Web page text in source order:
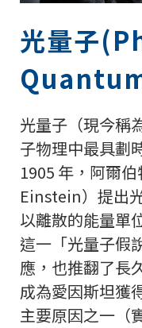
光量子
光量子（現今稱
子物理中最具劃
1905 年，阿爾
Einstein）提出
以離散的能量單
這一「光量子假
應，也推翻了長
成為愛因斯坦獲
主要原因之一（